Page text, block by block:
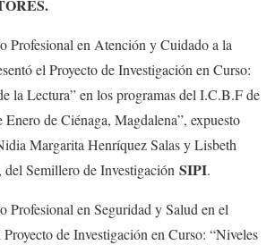
Profesional en Atención y Cuidado a la
el Proyecto de Investigación en Curso:
la Lectura” en los programas del I.C.B.F de
de Ciénaga, Magdalena”, expuesto
Margarita Henríquez Salas y Lisbeth
Semillero de Investigación SIPI.
Profesional en Seguridad y Salud en el
de Investigación en Curso: “Niveles